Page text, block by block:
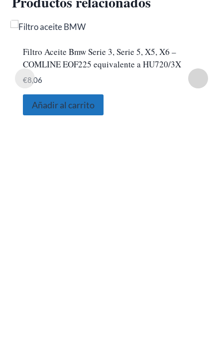
Filtro Aceite Bmw Serie 3, Serie 5, X5, X6 –
COMLINE EOF225 equivalente a HU720/3X
€8,06
Añadir al carrito